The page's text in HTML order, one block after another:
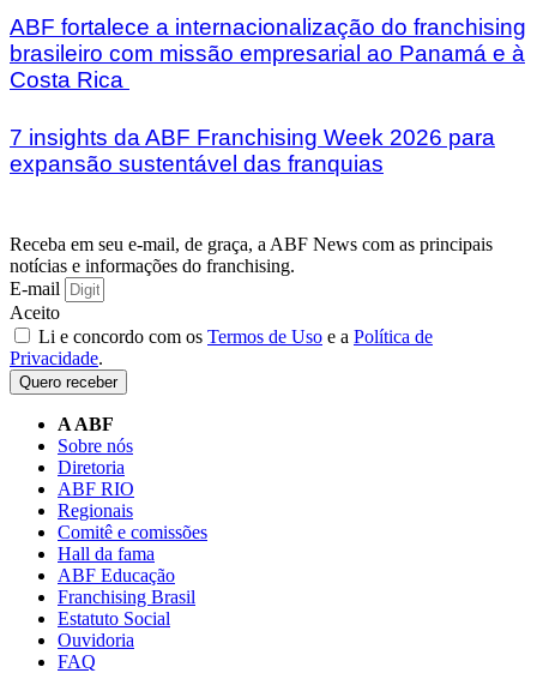
ABF fortalece a internacionalização do franchising
brasileiro com missão empresarial ao Panamá e à
Costa Rica
7 insights da ABF Franchising Week 2026 para
expansão sustentável das franquias
Receba em seu e-mail, de graça, a ABF News com as principais
notícias e informações do franchising.
E-mail
Aceito
Li e concordo com os Termos de Uso e a Política de
Privacidade.
Quero receber
A ABF
Sobre nós
Diretoria
ABF RIO
Regionais
Comitê e comissões
Hall da fama
ABF Educação
Franchising Brasil
Estatuto Social
Ouvidoria
FAQ